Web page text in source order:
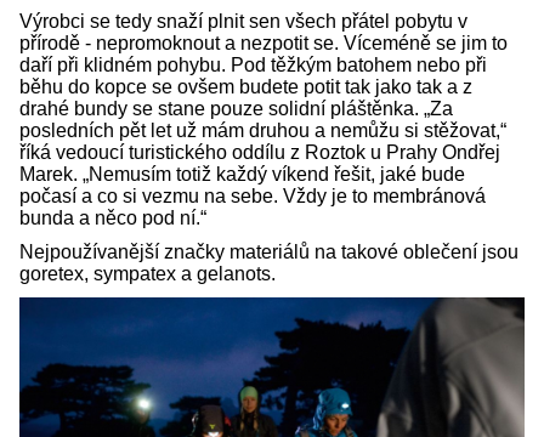
Výrobci se tedy snaží plnit sen všech přátel pobytu v
přírodě - nepromoknout a nezpotit se. Víceméně se jim to
daří při klidném pohybu. Pod těžkým batohem nebo při
běhu do kopce se ovšem budete potit tak jako tak a z
drahé bundy se stane pouze solidní pláštěnka. „Za
posledních pět let už mám druhou a nemůžu si stěžovat,“
říká vedoucí turistického oddílu z Roztok u Prahy Ondřej
Marek. „Nemusím totiž každý víkend řešit, jaké bude
počasí a co si vezmu na sebe. Vždy je to membránová
bunda a něco pod ní.“
Nejpoužívanější značky materiálů na takové oblečení jsou
goretex, sympatex a gelanots.